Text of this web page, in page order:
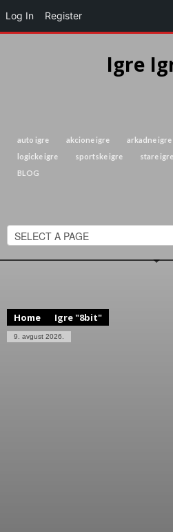
Igre
auto igre akcione igre arkadne igre
logicke igre
sportske igre stare igre
BLOG
Home Igre "8bit"
9. avgust 2026.
Log In Register